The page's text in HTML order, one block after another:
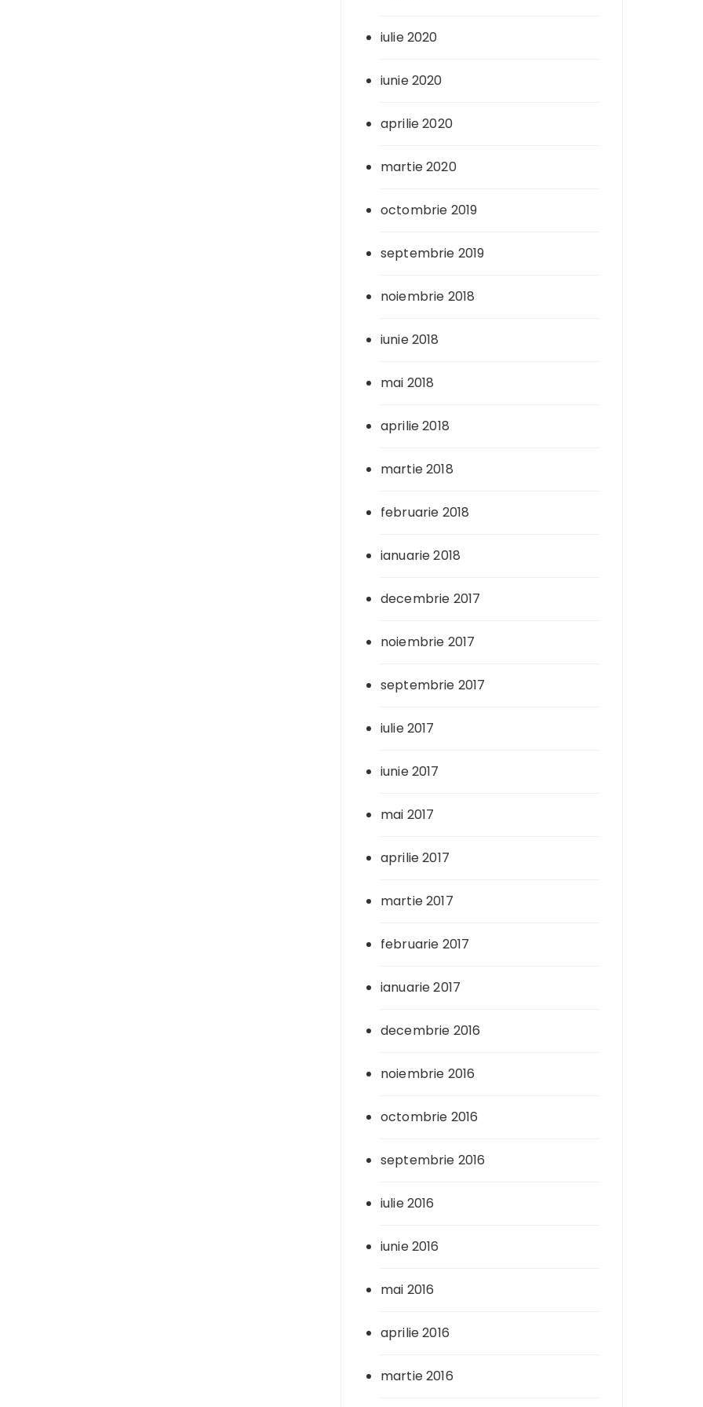
iulie 2020
iunie 2020
aprilie 2020
martie 2020
octombrie 2019
septembrie 2019
noiembrie 2018
iunie 2018
mai 2018
aprilie 2018
martie 2018
februarie 2018
ianuarie 2018
decembrie 2017
noiembrie 2017
septembrie 2017
iulie 2017
iunie 2017
mai 2017
aprilie 2017
martie 2017
februarie 2017
ianuarie 2017
decembrie 2016
noiembrie 2016
octombrie 2016
septembrie 2016
iulie 2016
iunie 2016
mai 2016
aprilie 2016
martie 2016